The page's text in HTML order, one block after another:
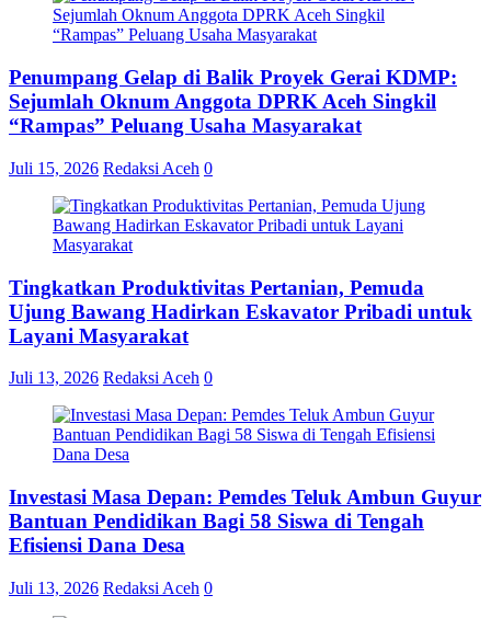
Penumpang Gelap di Balik Proyek Gerai KDMP:
Sejumlah Oknum Anggota DPRK Aceh Singkil
“Rampas” Peluang Usaha Masyarakat
Juli 15, 2026 Redaksi Aceh 0
Tingkatkan Produktivitas Pertanian, Pemuda
Ujung Bawang Hadirkan Eskavator Pribadi untuk
Layani Masyarakat
Juli 13, 2026 Redaksi Aceh 0
Investasi Masa Depan: Pemdes Teluk Ambun Guyur
Bantuan Pendidikan Bagi 58 Siswa di Tengah
Efisiensi Dana Desa
Juli 13, 2026 Redaksi Aceh 0